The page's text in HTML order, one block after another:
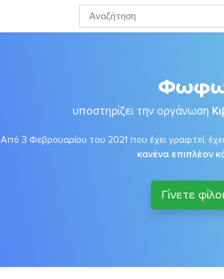
υποστηρίζει την οργάνωση
Από 3 Φεβρουαρίου του 2021 που έχει γραφτεί,
κανένα επιπλέον
Γίνετε φίλοι